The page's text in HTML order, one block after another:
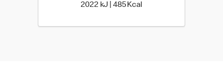
2022 kJ | 485 Kcal